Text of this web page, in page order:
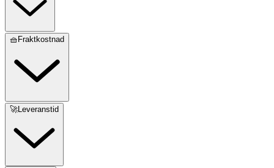
🧺Fraktkostnad
🚀Leveranstid